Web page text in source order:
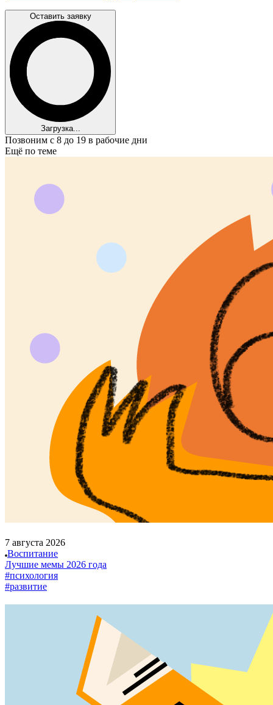
Оставить заявку
Загрузка...
Позвоним с 8 до 19 в рабочие дни
Ещё по теме
7 августа 2026
Воспитание
Лучшие мемы 2026 года
#психология
#развитие